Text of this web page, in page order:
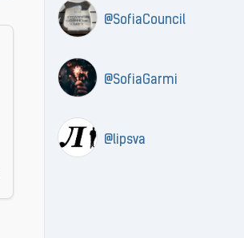
@SofiaCouncil
@SofiaGarmi
@lipsva